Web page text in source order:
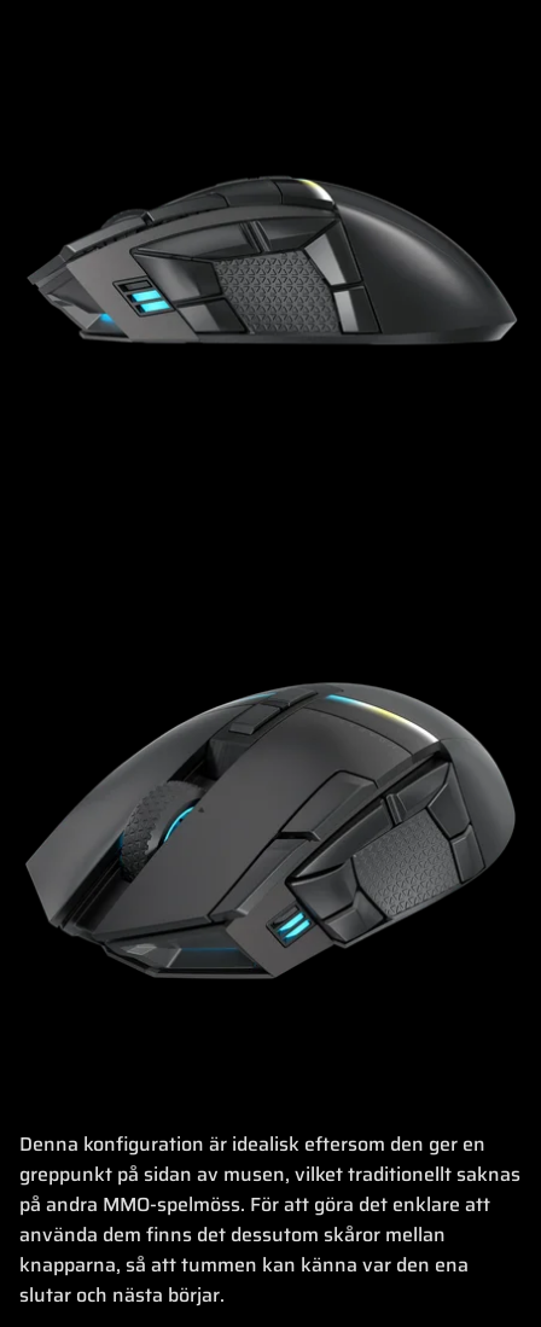
Denna konfiguration är idealisk eftersom den ger en
greppunkt på sidan av musen, vilket traditionellt saknas
på andra MMO-spelmöss. För att göra det enklare att
använda dem finns det dessutom skåror mellan
knapparna, så att tummen kan känna var den ena
slutar och nästa börjar.